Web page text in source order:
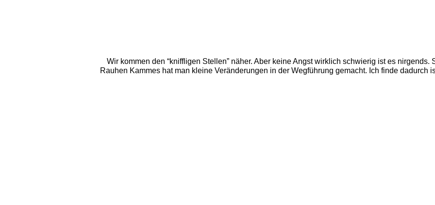
Wir kommen den “kniffligen Stellen” näher. Aber keine Angst wirklich schwierig ist es nirgends.
Rauhen Kammes hat man kleine Veränderungen in der Wegführung gemacht. Ich finde dadurch